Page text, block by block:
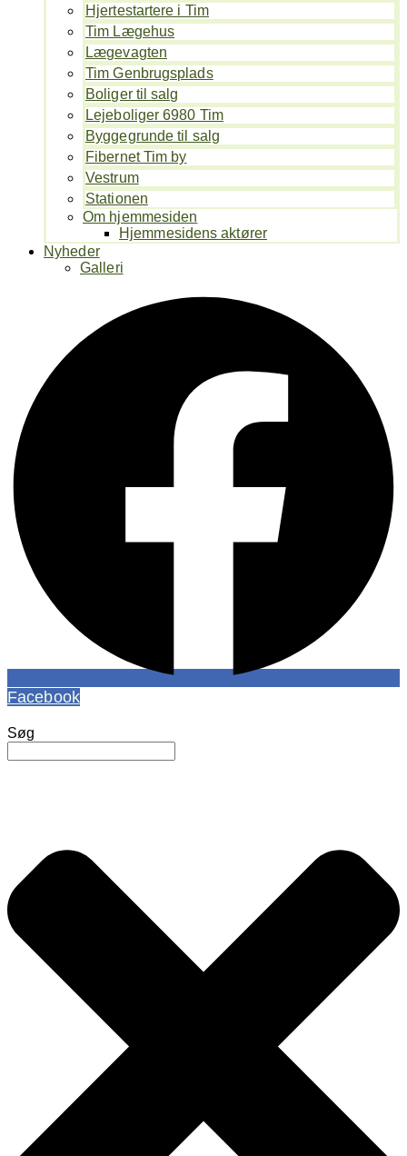
Hjertestartere i Tim
Tim Lægehus
Lægevagten
Tim Genbrugsplads
Boliger til salg
Lejeboliger 6980 Tim
Byggegrunde til salg
Fibernet Tim by
Vestrum
Stationen
Om hjemmesiden
Hjemmesidens aktører
Nyheder
Galleri
Facebook
Søg